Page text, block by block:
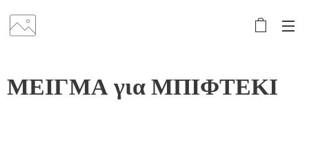
ΜΕΙΓΜΑ για ΜΠΙΦΤΕΚΙ